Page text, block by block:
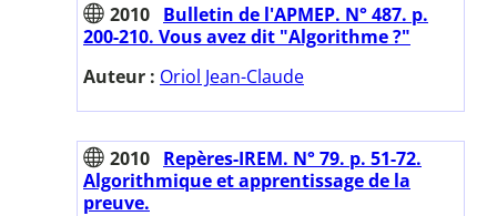
2010 Bulletin de l'APMEP. N° 487. p.
200-210. Vous avez dit "Algorithme ?"
Auteur : Oriol Jean-Claude
2010 Repères-IREM. N° 79. p. 51-72.
Algorithmique et apprentissage de la
preuve.